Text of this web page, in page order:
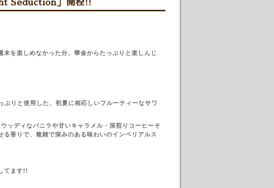
Seduction」開栓!!
を楽しめなかった分、華金からたっぷりと楽しんじ
ぷりと 使用した、初夏に相応しいフルーティーなサワ
ディなバニラや甘いキャラメル・深煎りコーヒーそ
る香りで、複雑で深みのある味わいのインペリアルス
てます!!